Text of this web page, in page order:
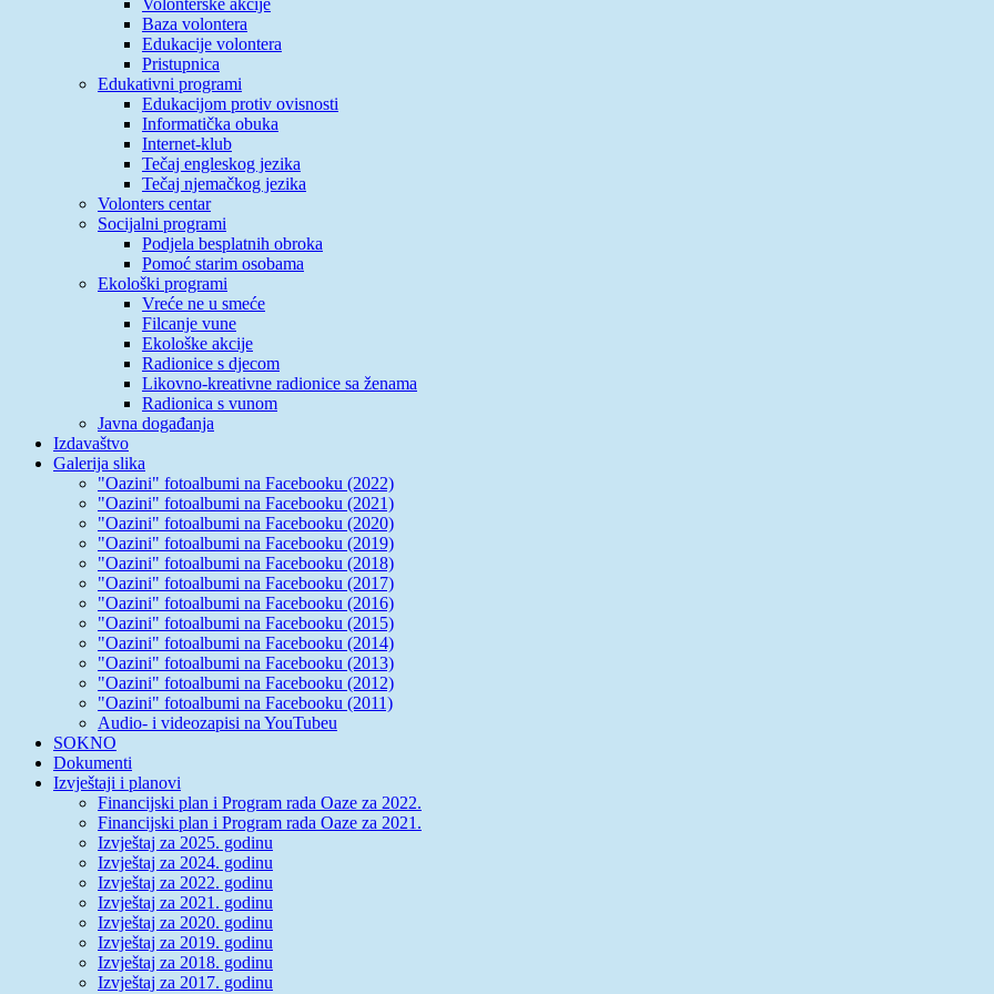
Baza volontera
Edukacije volontera
Pristupnica
Edukativni programi
Edukacijom protiv ovisnosti
Informatička obuka
Internet-klub
Tečaj engleskog jezika
Tečaj njemačkog jezika
Volonters centar
Socijalni programi
Podjela besplatnih obroka
Pomoć starim osobama
Ekološki programi
Vreće ne u smeće
Filcanje vune
Ekološke akcije
Radionice s djecom
Likovno-kreativne radionice sa ženama
Radionica s vunom
Javna događanja
Izdavaštvo
Galerija slika
"Oazini" fotoalbumi na Facebooku (2022)
"Oazini" fotoalbumi na Facebooku (2021)
"Oazini" fotoalbumi na Facebooku (2020)
"Oazini" fotoalbumi na Facebooku (2019)
"Oazini" fotoalbumi na Facebooku (2018)
"Oazini" fotoalbumi na Facebooku (2017)
"Oazini" fotoalbumi na Facebooku (2016)
"Oazini" fotoalbumi na Facebooku (2015)
"Oazini" fotoalbumi na Facebooku (2014)
"Oazini" fotoalbumi na Facebooku (2013)
"Oazini" fotoalbumi na Facebooku (2012)
"Oazini" fotoalbumi na Facebooku (2011)
Audio- i videozapisi na YouTubeu
SOKNO
Dokumenti
Izvještaji i planovi
Financijski plan i Program rada Oaze za 2022.
Financijski plan i Program rada Oaze za 2021.
Izvještaj za 2025. godinu
Izvještaj za 2024. godinu
Izvještaj za 2022. godinu
Izvještaj za 2021. godinu
Izvještaj za 2020. godinu
Izvještaj za 2019. godinu
Izvještaj za 2018. godinu
Izvještaj za 2017. godinu